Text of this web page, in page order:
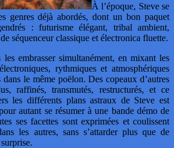
À l’époque, Steve se
genres déjà abordés, dont un bon paquet
: futurisme élégant, tribal ambient,
séquenceur classique et électronica fluette.
embrasser simultanément, en mixant les
rythmiques et atmosphériques
dans le même poëlon. Des copeaux d’autres
raffinés, transmutés, restructurés, et ce
les différents plans astraux de Steve est
autant se résumer à une bande démo de
ses facettes sont exprimées et coulissent
les autres, sans s’attarder plus que de